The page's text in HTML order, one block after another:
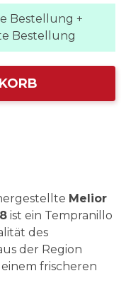
Bestellung +
Bestellung
Melior
ist ein Tempranillo
des
der Region
frischeren